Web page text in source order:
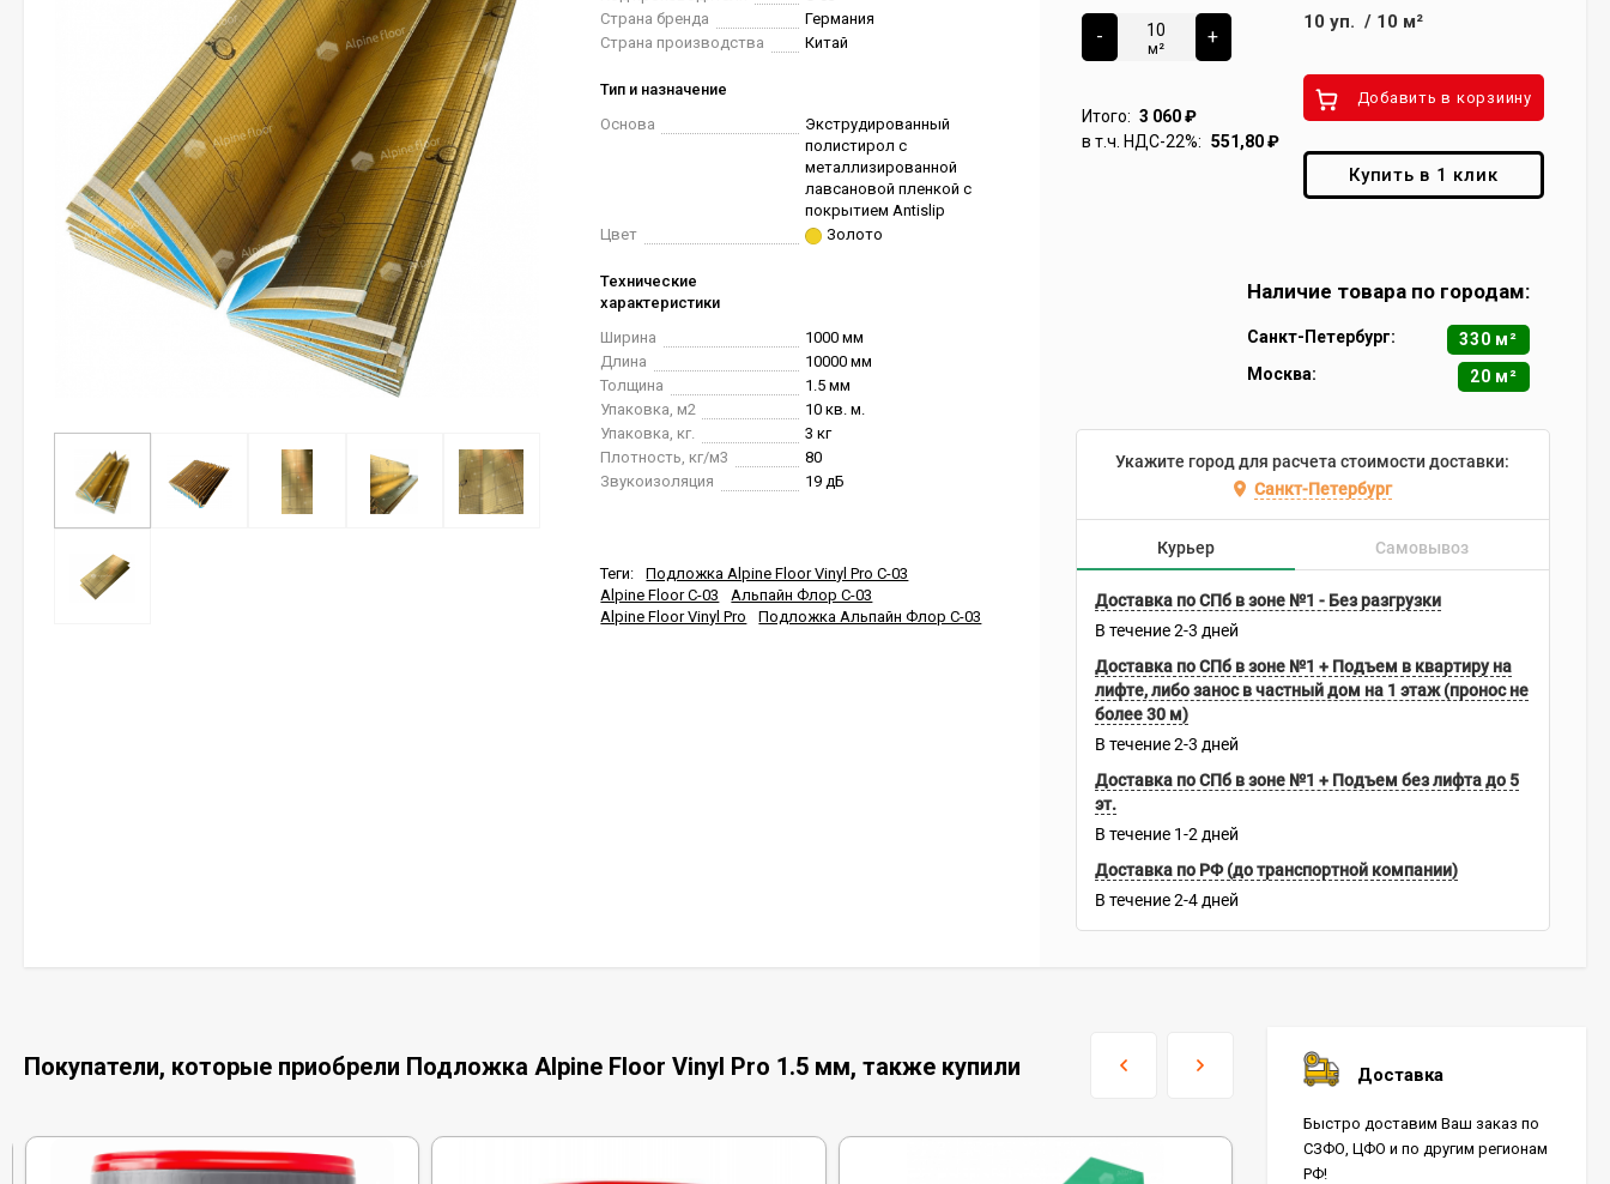
Страна бренда
Германия
Страна производства
Китай
Тип и назначение
Основа
Экструдированный
полистирол с
металлизированной
лавсановой пленкой с
покрытием Antislip
Цвет
Золото
Технические
характеристики
Ширина
1000 мм
Длина
10000 мм
Толщина
1.5 мм
Упаковка, м2
10 кв. м.
Упаковка, кг.
3 кг
Плотность, кг/м3
80
Звукоизоляция
19 дБ
Теги:
Подложка Alpine Floor Vinyl Pro С-03
Alpine Floor С-03
Альпайн Флор С-03
Alpine Floor Vinyl Pro
Подложка Альпайн Флор С-03
-
м²
+
Итого: 3 060₽
в т.ч. НДС-22%: 551,80₽
10 уп. / 10 м²
Добавить в корзиину
Купить в 1 клик
Наличие товара по городам:
Санкт-Петербург:
330 м²
Москва:
20 м²
Укажите город для расчета стоимости доставки:
Санкт-Петербург
Курьер Самовывоз
Доставка по СПб в зоне №1 - Без разгрузки
В течение 2-3 дней
Доставка по СПб в зоне №1 + Подъем в квартиру на
лифте, либо занос в частный дом на 1 этаж (пронос не
более 30 м)
В течение 2-3 дней
Доставка по СПб в зоне №1 + Подъем без лифта до 5
эт.
В течение 1-2 дней
Доставка по РФ (до транспортной компании)
В течение 2-4 дней
Покупатели, которые приобрели Подложка Alpine Floor Vinyl Pro 1.5 мм, также купили Доставка
Быстро доставим Ваш заказ по
СЗФО, ЦФО и по другим регионам
РФ!